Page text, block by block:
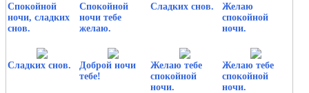
Спокойной
ночи, сладких
снов.
Спокойной
ночи тебе
желаю.
Сладких снов.
Желаю
спокойной
ночи.
Сладких снов.
Доброй ночи
тебе!
Желаю тебе
спокойной
ночи.
Желаю тебе
спокойной
ночи.